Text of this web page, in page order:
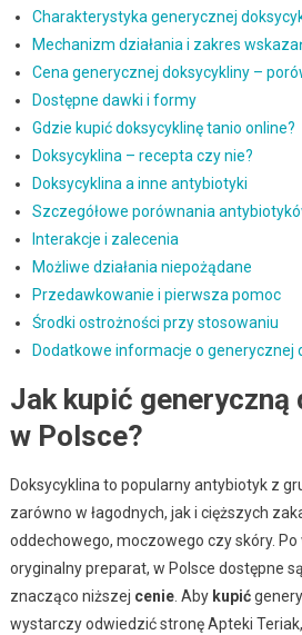
Charakterystyka generycznej
Mechanizm działania i zakres
Cena generycznej doksycykliny –
Dostępne dawki i formy
Gdzie kupić doksycyklinę tanio online?
Doksycyklina – recepta czy nie?
Doksycyklina a inne antybiotyki
Szczegółowe porównania
Interakcje i zalecenia
Możliwe działania niepożądane
Przedawkowanie i pierwsza pomoc
Środki ostrożności przy stosowaniu
Dodatkowe informacje o generycznej
Jak kupić generyczną
w Polsce?
Doksycyklina to popularny antybiotyk z
zarówno w łagodnych, jak i cięższych
oddechowego, moczowego czy skóry.
oryginalny preparat, w Polsce dostępne
znacząco niższej cenie. Aby kupić
wystarczy odwiedzić stronę Apteki